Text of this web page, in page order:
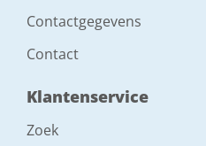
Contactgegevens
Contact
Klantenservice
Zoek